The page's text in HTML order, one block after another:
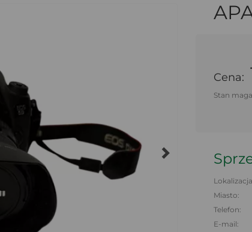
Cena:
Stan
Miasto:
Telefon:
E-mail: